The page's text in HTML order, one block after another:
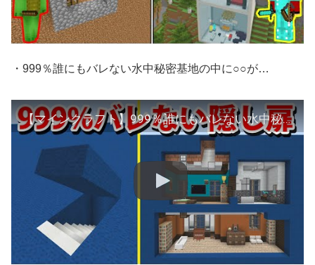
・999％誰にもバレない水中秘密基地の中に○○が…
【マインクラフト】999％誰にもバレない水中秘密基地の中に○○が…